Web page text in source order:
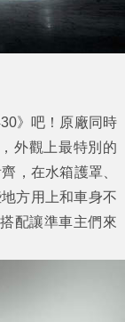
》吧！原廠同時
外觀上最特別的
，在水箱護罩、
方用上和車身不
配讓準車主們來